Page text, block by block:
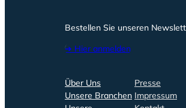
Bestellen Sie unseren
➔ Hier anmelden
Über Uns
Unsere Branchen
Presse
Impressum